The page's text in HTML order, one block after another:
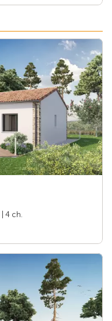
| 4 ch.